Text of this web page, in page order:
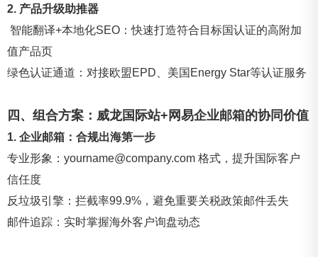
2. 产品升级助推器
智能翻译+本地化SEO：快速打造符合目标国认证的高附加
值产品页
绿色认证通道：对接欧盟EPD、美国Energy Star等认证服务
四、组合方案：威龙国际站+网易企业邮箱的协同价值
1. 企业邮箱：合规出海第一步
专业形象：yourname@company.com 格式，提升国际客户
信任度
反垃圾引擎：拦截率99.9%，避免重要关税政策邮件丢失
邮件追踪：实时掌握海外客户询盘动态